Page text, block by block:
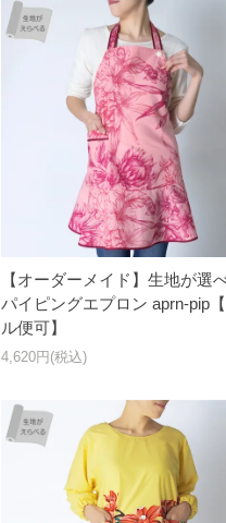
【オーダーメイド】生地が選
パイピングエプロン aprn-pip
ル便可】
4,620円(税込)